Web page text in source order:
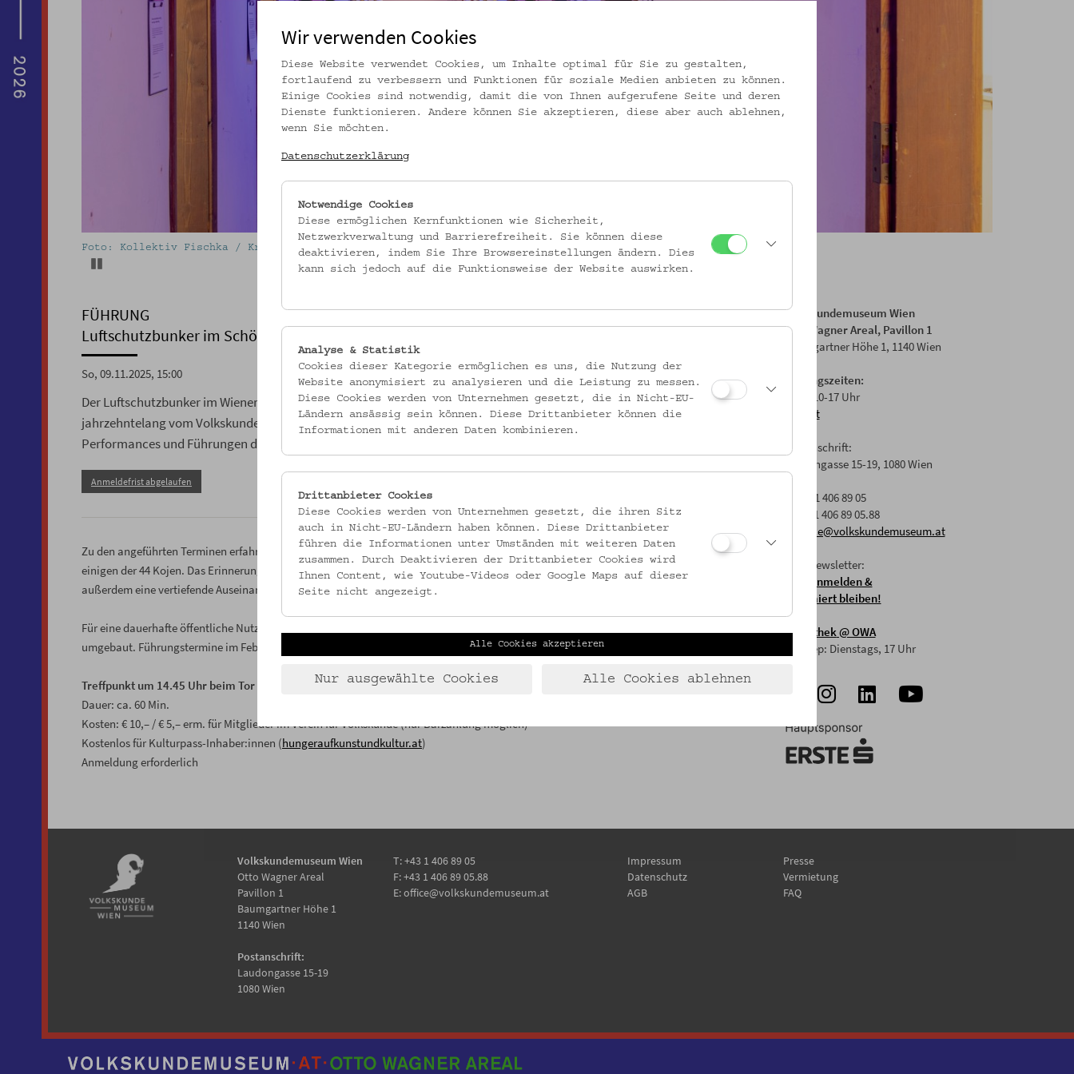
Foto: Kollektiv Fischka / Kramar © Volkskundemuseum Wien
FÜHRUNG
Luftschutzbunker im Schönbornpark
So, 09.11.2025, 15:00
Der Luftschutzbunker im Wiener Schönbornpark ist einer der besterhaltenen aus dem 2. Weltkrieg. Er wurde
jahrzehntelang vom Volkskundemuseum als Depot genutzt und wird seit seiner Leerung im Jahr 2024 für Theater,
Performances und Führungen der Öffentlichkeit zugänglich gemacht.
Anmeldefrist abgelaufen
Zu den angeführten Terminen erfahren Sie mehr über die Errichtung, die historische Verwendung und die aktuellen Installationen in
einigen der 44 Kojen. Das Erinnerungsprojektmassiv unsichtbarist mit visuellen und akustischen Elementen am Bunker präsent und stellt
außerdem eine vertiefende Auseinandersetzung mit Gebäude und Geschichte online zur Verfügung.
Für eine dauerhafte öffentliche Nutzung wird der Bunker 2026 im Rahmen des Projekts
umgebaut. Führungstermine im Februar und März werden nach Möglichkeit im Jänner freigeschaltet: Zu den
Treffpunkt um 14.45 Uhr beim Tor zum Schönbornpark, Florianigasse 24, 1080 Wien (Nachbarschaftszentrum)
Dauer: ca. 60 Min.
Kosten: € 10,– / € 5,– erm. für Mitglieder im Verein für Volkskunde (nur Barzahlung möglich)
Kostenlos für Kulturpass-Inhaber:innen (hungeraufkunstundkultur.at)
Anmeldung erforderlich
Volkskundemuseum Wien
Otto Wagner Areal, Pavillon 1
Baumgartner Höhe 1, 1140 Wien
Öffnungszeiten:
Di-Fr: 10-17 Uhr
Anfahrt
Postanschrift:
Laudongasse 15-19, 1080 Wien
T: +43 1 406 89 05
F: +43 1 406 89 05.88
office@volkskundemuseum.at
Zum Newsletter:
HIER anmelden &
informiert bleiben!
Mostothek@ OWA
Mai-Sep: Dienstags, 17 Uhr
Volkskundemuseum Wien
Otto Wagner Areal
Pavillon 1
Baumgartner Höhe 1
1140 Wien
Postanschrift:
Laudongasse 15-19
1080 Wien
T:+43 1 406 89 05
F: +43 1 406 89 05.88
E:office@volkskundemuseum.at
Impressum
Datenschutz
AGB
Presse
Vermietung
FAQ
Wir verwenden Cookies
Diese Website verwendet Cookies, um Inhalte optimal für Sie zu gestalten,
fortlaufend zu verbessern und Funktionen für soziale Medien anbieten zu können.
Einige Cookies sind notwendig, damit die von Ihnen aufgerufene Seite und deren
Dienste funktionieren. Andere können Sie akzeptieren, diese aber auch ablehnen,
wenn Sie möchten.
Datenschutzerklärung
Notwendige Cookies
Diese ermöglichen Kernfunktionen wie Sicherheit,
Netzwerkverwaltung und Barrierefreiheit. Sie können diese
deaktivieren, indem Sie Ihre Browsereinstellungen ändern. Dies
kann sich jedoch auf die Funktionsweise der Website auswirken.
Analyse & Statistik
Cookies dieser Kategorie ermöglichen es uns, die Nutzung der
Website anonymisiert zu analysieren und die Leistung zu messen.
Diese Cookies werden von Unternehmen gesetzt, die in Nicht-EU-
Ländern ansässig sein können. Diese Drittanbieter können die
Informationen mit anderen Daten kombinieren.
Drittanbieter Cookies
Diese Cookies werden von Unternehmen gesetzt, die ihren Sitz
auch in Nicht-EU-Ländern haben können. Diese Drittanbieter
führen die Informationen unter Umständen mit weiteren Daten
zusammen. Durch Deaktivieren der Drittanbieter Cookies wird
Ihnen Content, wie Youtube-Videos oder Google Maps auf dieser
Seite nicht angezeigt.
Alle Cookies akzeptieren
Nur ausgewählte Cookies Alle Cookies ablehnen